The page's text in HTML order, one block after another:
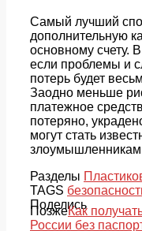
Самый лучший
дополнительную
основному счету.
если проблемы и
потерь будет
Заодно меньше
платежное
потеряно,
могут стать
Разделы
TAGS
Поделись
ПозжеКак
России без